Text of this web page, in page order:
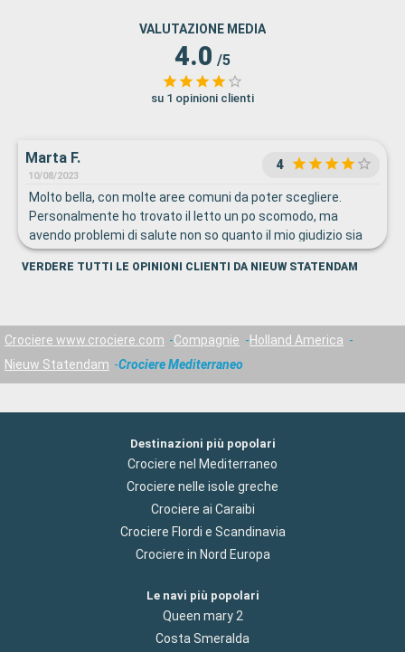
VALUTAZIONE MEDIA
4.0 /5
su 1 opinioni clienti
Marta F.
10/08/2023
4
Molto bella, con molte aree comuni da poter scegliere.
Personalmente ho trovato il letto un po scomodo, ma
avendo problemi di salute non so quanto il mio giudizio sia
attendibile.
VERDERE TUTTI LE OPINIONI CLIENTI DA NIEUW STATENDAM
Crociere www.crociere.com Compagnie
Holland America
Nieuw Statendam
Crociere Mediterraneo
Destinazioni più popolari
Crociere nel Mediterraneo
Crociere nelle isole greche
Crociere ai Caraibi
Crociere Flordi e Scandinavia
Crociere in Nord Europa
Le navi più popolari
Queen mary 2
Costa Smeralda